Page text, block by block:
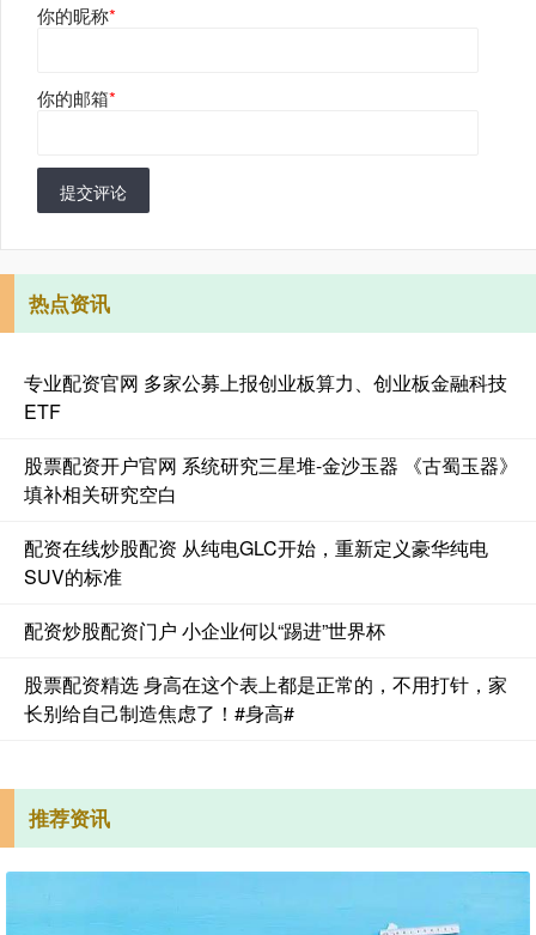
你的昵称*
你的邮箱*
提交评论
热点资讯
专业配资官网 多家公募上报创业板算力、创业板金融科技
ETF
股票配资开户官网 系统研究三星堆-金沙玉器 《古蜀玉器》
填补相关研究空白
配资在线炒股配资 从纯电GLC开始，重新定义豪华纯电
SUV的标准
配资炒股配资门户 小企业何以“踢进”世界杯
股票配资精选 身高在这个表上都是正常的，不用打针，家
长别给自己制造焦虑了！#身高#
推荐资讯